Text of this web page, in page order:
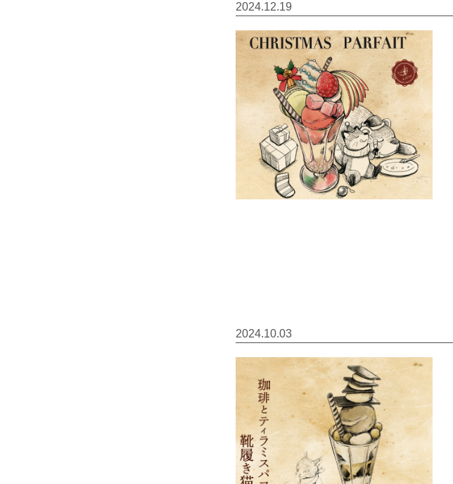
2024.12.19
2024.10.03